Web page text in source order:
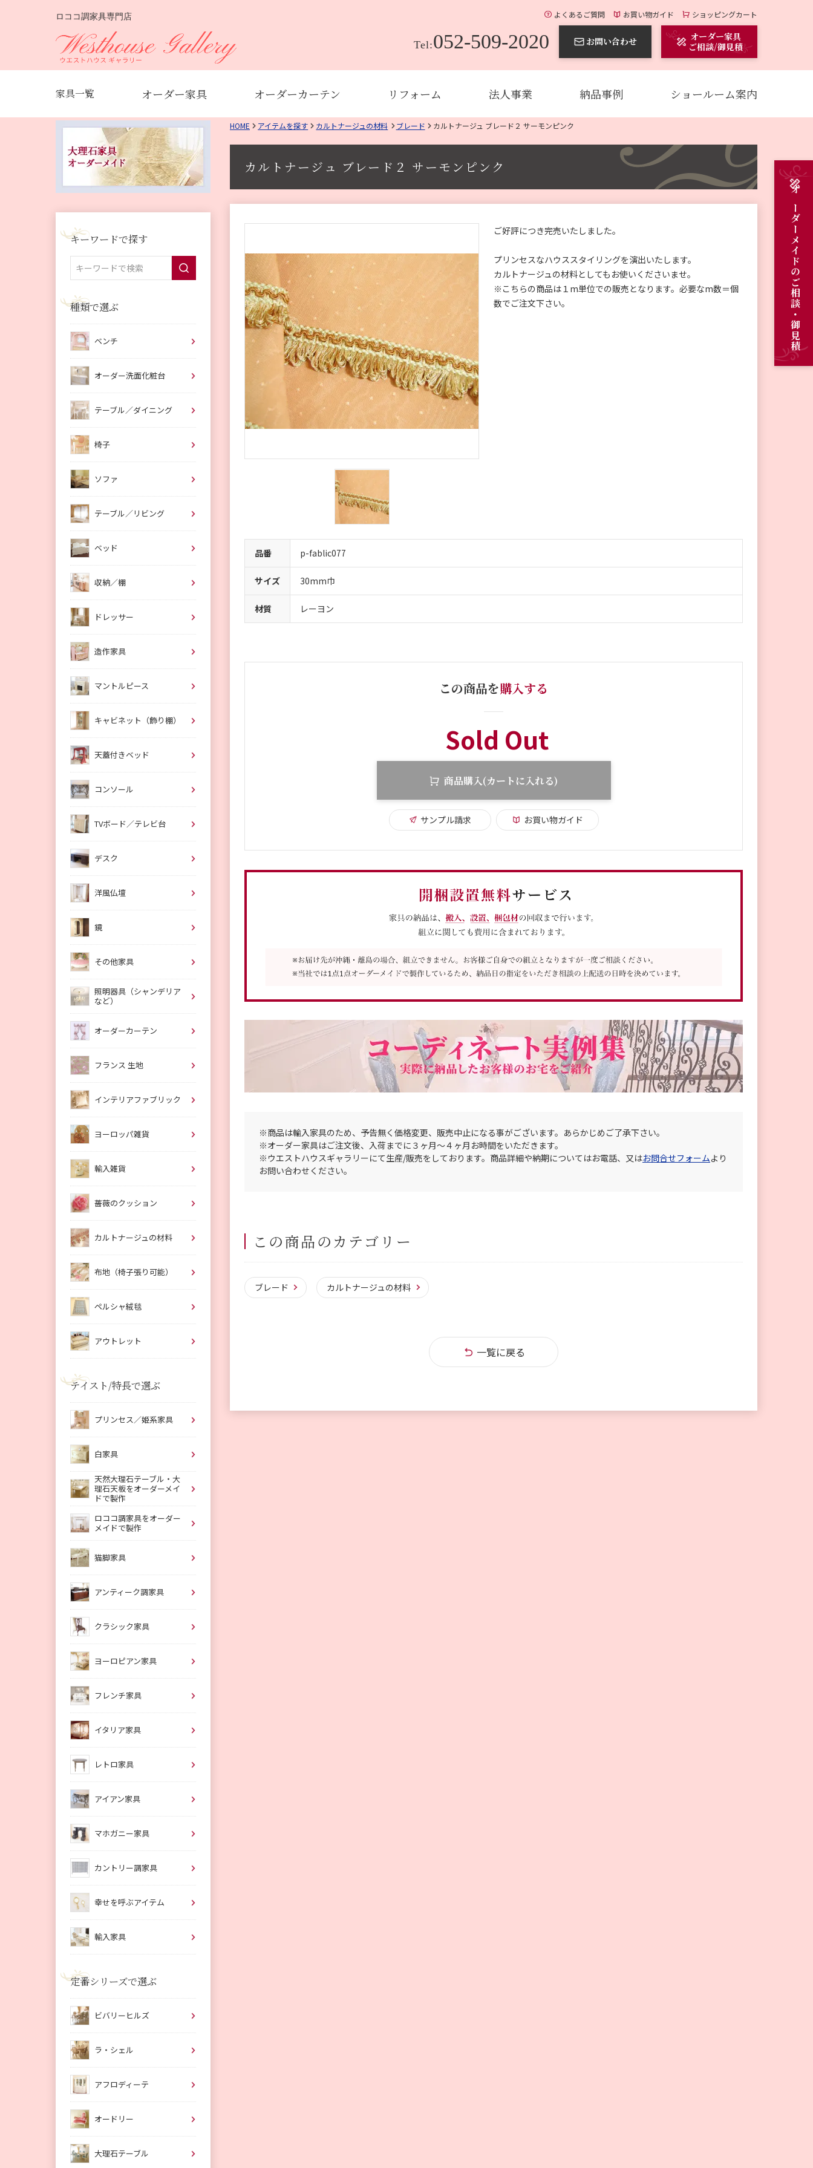
よくあるご質問 お買い物ガイド ショッピングカート
ロココ調家具専門店
Tel:052-509-2020 お問い合わせ
オーダー家具
ご相談/御見積
家具一覧 オーダー家具 オーダーカーテン リフォーム 法人事業 納品事例 ショールーム案内
オーダーメイドのご相談・御見積
HOME アイテムを探す カルトナージュの材料 ブレード カルトナージュ ブレード２ サーモンピンク
カルトナージュ ブレード２ サーモンピンク
ご好評につき完売いたしました。
プリンセスなハウススタイリングを演出いたします。
カルトナージュの材料としてもお使いくださいませ。
※こちらの商品は１m単位での販売となります。必要なm数＝個
数でご注文下さい。
品番 p-fablic077
サイズ 30mm巾
材質 レーヨン
この商品を購入する
Sold Out
商品購入(カートに入れる)
サンプル請求 お買い物ガイド
※商品は輸入家具のため、予告無く価格変更、販売中止になる事がございます。あらかじめご了承下さい。
※オーダー家具はご注文後、入荷までに３ヶ月〜４ヶ月お時間をいただきます。
※ウエストハウスギャラリーにて生産/販売をしております。商品詳細や納期についてはお電話、又はお問合せフォームより
お問い合わせください。
この商品のカテゴリー
ブレード カルトナージュの材料
一覧に戻る
キーワードで探す
種類で選ぶ
ベンチ
オーダー洗面化粧台
テーブル／ダイニング
椅子
ソファ
テーブル／リビング
ベッド
収納／棚
ドレッサー
造作家具
マントルピース
キャビネット（飾り棚）
天蓋付きベッド
コンソール
TVボード／テレビ台
デスク
洋風仏壇
鏡
その他家具
照明器具（シャンデリア
など）
オーダーカーテン
フランス 生地
インテリアファブリック
ヨーロッパ雑貨
輸入雑貨
薔薇のクッション
カルトナージュの材料
布地（椅子張り可能）
ペルシャ絨毯
アウトレット
テイスト/特長で選ぶ
プリンセス／姫系家具
白家具
天然大理石テーブル・大
理石天板をオーダーメイ
ドで製作
ロココ調家具をオーダー
メイドで製作
猫脚家具
アンティーク調家具
クラシック家具
ヨーロピアン家具
フレンチ家具
イタリア家具
レトロ家具
アイアン家具
マホガニー家具
カントリー調家具
幸せを呼ぶアイテム
輸入家具
定番シリーズで選ぶ
ビバリーヒルズ
ラ・シェル
アフロディーテ
オードリー
大理石テーブル